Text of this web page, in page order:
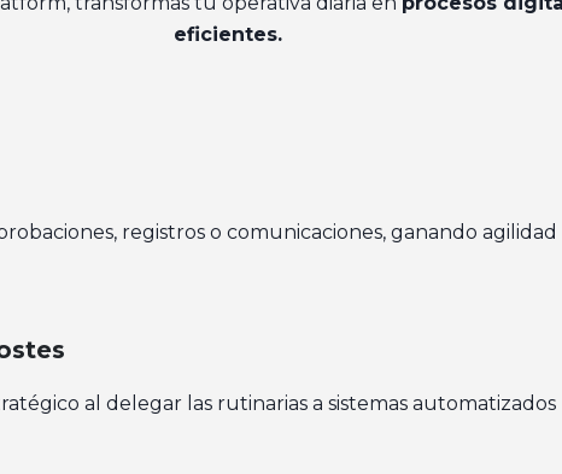
eficientes.
registros o comunicaciones, ganando agilidad
al delegar las rutinarias a sistemas automatizados